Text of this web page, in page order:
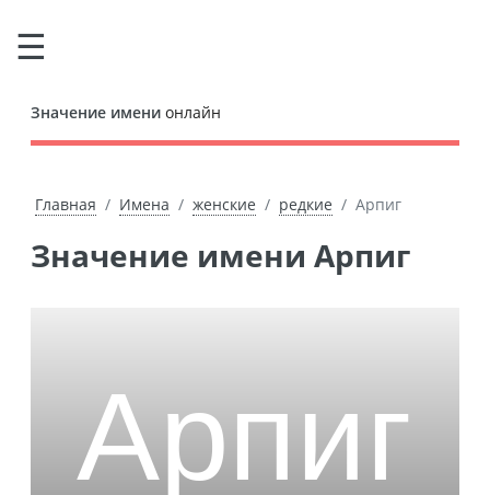
Значение имени онлайн
Главная Имена женские редкие Арпиг
Значение имени Арпиг